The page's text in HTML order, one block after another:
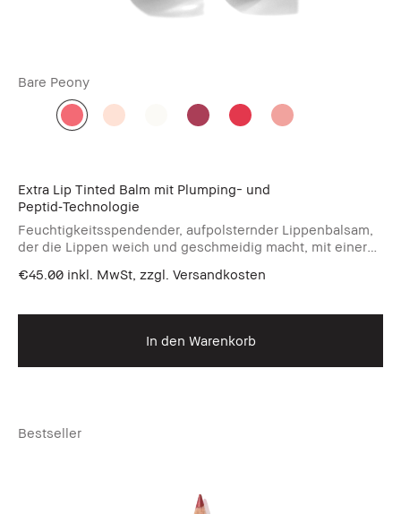
Bare Peony
Extra Lip Tinted Balm mit Plumping- und
Peptid‑Technologie
Feuchtigkeitsspendender, aufpolsternder Lippenbalsam,
der die Lippen weich und geschmeidig macht, mit einer
€45.00 inkl. MwSt, zzgl. Versandkosten
In den Warenkorb
Bestseller